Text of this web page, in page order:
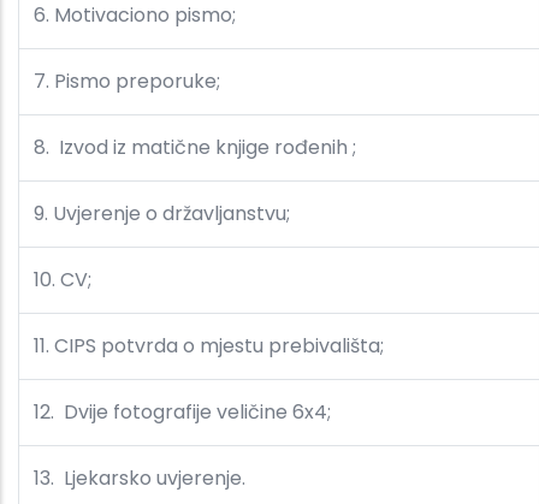
6. Motivaciono pismo;
7. Pismo preporuke;
8. Izvod iz matične knjige rođenih ;
9. Uvjerenje o državljanstvu;
10. CV;
11. CIPS potvrda o mjestu prebivališta;
12. Dvije fotografije veličine 6x4;
13. Ljekarsko uvjerenje.